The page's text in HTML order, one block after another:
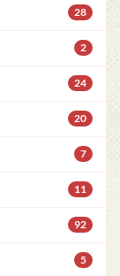
28
2
24
20
7
11
92
5